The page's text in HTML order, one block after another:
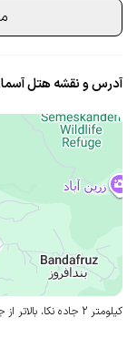
آدرس و نقشه هتل
کیلومتر 2 جاده نکا، بالاتر